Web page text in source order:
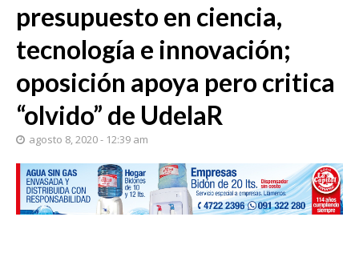
presupuesto en ciencia,
tecnología e innovación;
oposición apoya pero critica
“olvido” de UdelaR
agosto 8, 2020 - 12:39 am